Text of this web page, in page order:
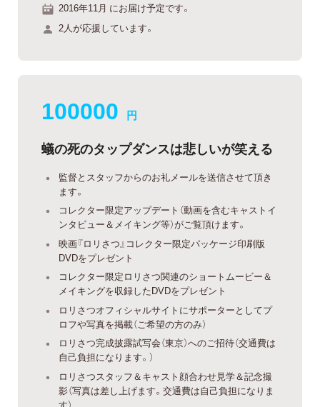
2016年11月 にお届け予定です。
2人が応援しています。
100000 円
蟻の死のタップダンスは悲しいが笑える
監督とスタッフからのお礼メールを送信させて頂き
ます。
コレクター限定アップデート（動画を含むキャストイ
ンタビュー＆メイキング等）がご覧頂けます。
映画『ロリさつ』コレクター限定パッケージ印刷版
DVDをプレゼント
コレクター限定ロリさつ関連のショートムービー＆
メイキングを収録したDVDをプレゼント
ロリさつオフィシャルサイトにサポーターとしてプ
ロフや写真を掲載（ご希望の方のみ）
ロリさつ完成披露試写会（東京）へのご招待（交通費は
自己負担になります。）
ロリさつスタッフ＆キャスト顔合わせ見学＆記念撮
影（写真は差し上げます。交通費は自己負担になりま